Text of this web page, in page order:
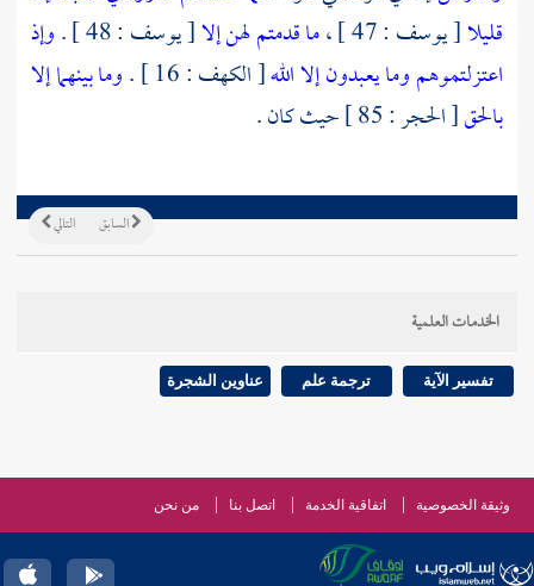
قليلا[ يوسف : 47 ] ، ما قدمتم لهن إلا[ يوسف : 48 ] .
وإذ
اعتزلتموهم وما يعبدون إلا الله[ الكهف : 16 ] .
وما بينهما إلا
بالحق[ الحجر : 85 ] حيث كان .
التالي السابق
الخدمات العلمية
تفسير الآية ترجمة علم عناوين الشجرة
وثيقة الخصوصية اتفاقية الخدمة اتصل بنا من نحن